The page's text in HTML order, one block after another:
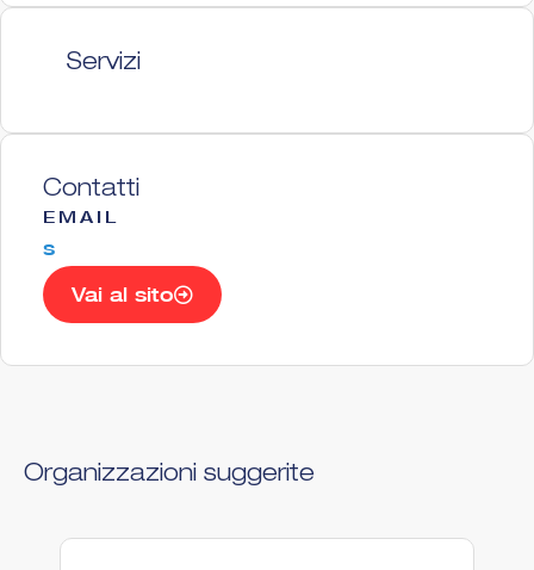
Servizi
Contatti
EMAIL
s
Vai al sito
Organizzazioni suggerite